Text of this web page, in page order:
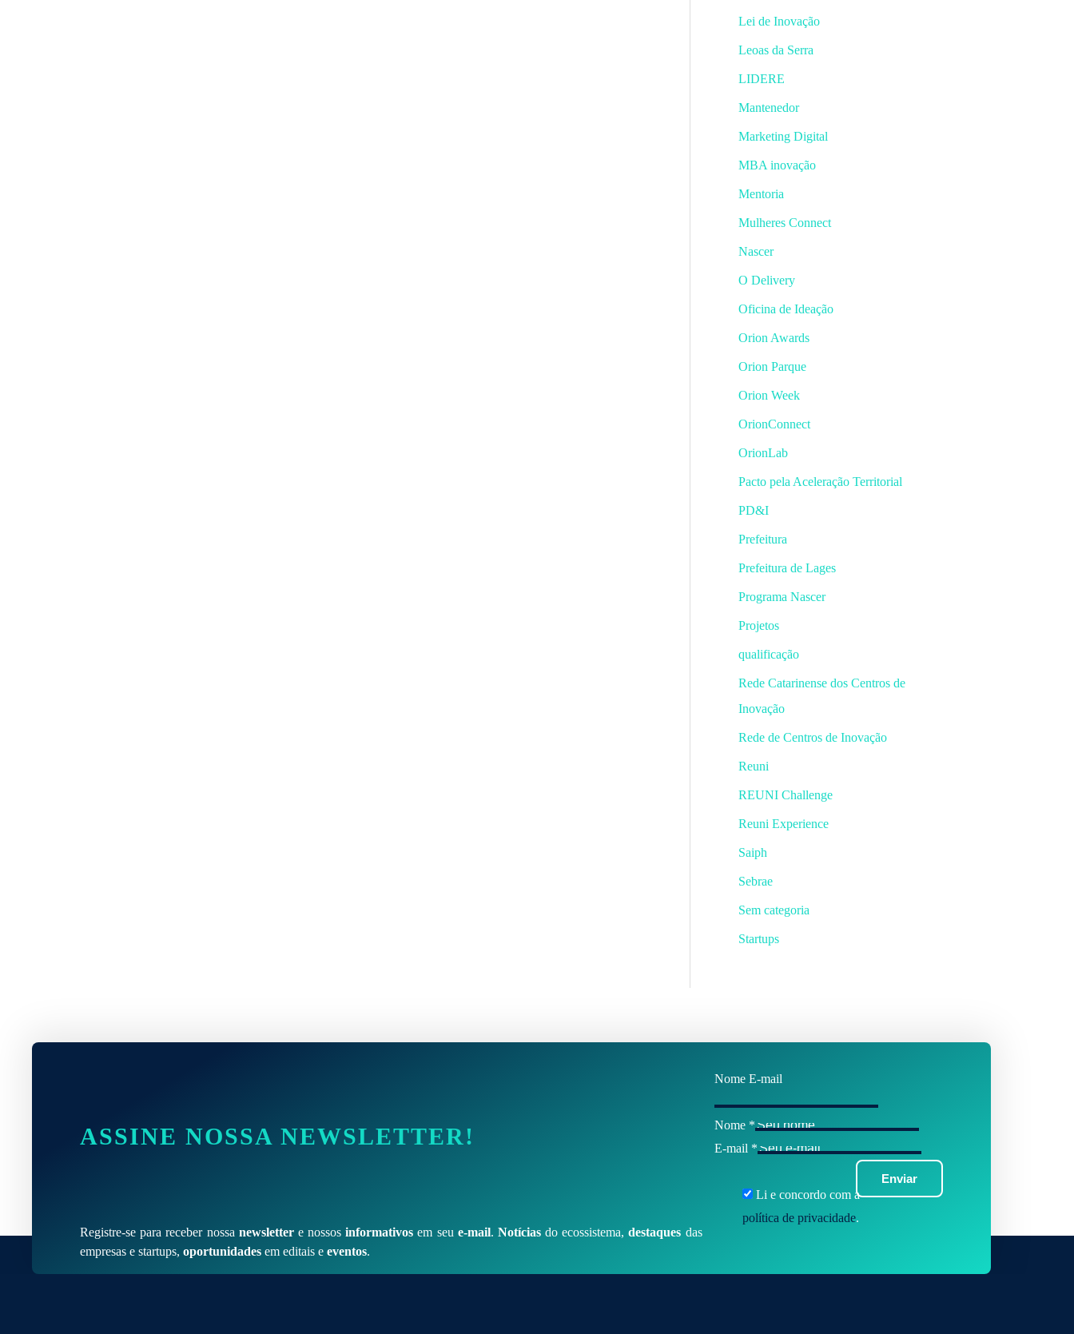
Lei de Inovação
Leoas da Serra
LIDERE
Mantenedor
Marketing Digital
MBA inovação
Mentoria
Mulheres Connect
Nascer
O Delivery
Oficina de Ideação
Orion Awards
Orion Parque
Orion Week
OrionConnect
OrionLab
Pacto pela Aceleração Territorial
PD&I
Prefeitura
Prefeitura de Lages
Programa Nascer
Projetos
qualificação
Rede Catarinense dos Centros de
Inovação
Rede de Centros de Inovação
Reuni
REUNI Challenge
Reuni Experience
Saiph
Sebrae
Sem categoria
Startups
ASSINE NOSSA NEWSLETTER!
Registre-se para receber nossa newslettere nossosinformativos em seu e-mail. Notíciasdo ecossistema,destaques das
empresas e startups, oportunidades em editais e eventos.
Nome E-mail
Nome *
E-mail *
Enviar
Li e concordo com a
política de privacidade.